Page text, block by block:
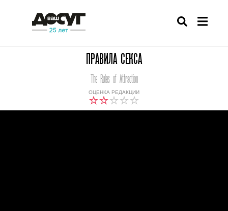
ПРАВИЛА СЕКСА
ОЦЕНКА РЕДАКЦИИ
The Rules of Attraction